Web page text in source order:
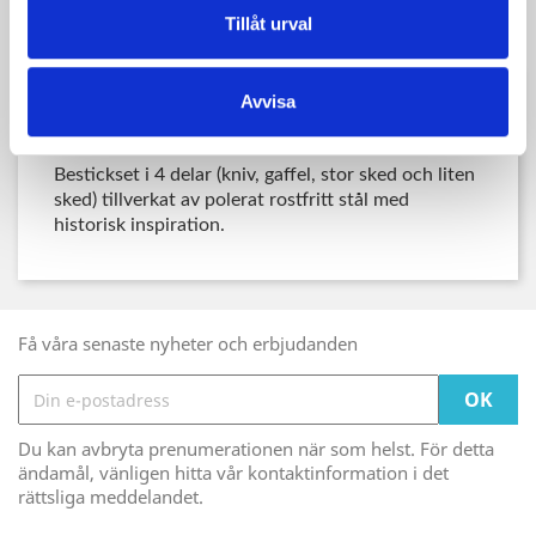
Tillåt urval
Avvisa
Produktdetaljer
Bestickset i 4 delar (kniv, gaffel, stor sked och liten
sked) tillverkat av polerat rostfritt stål med
historisk inspiration.
Få våra senaste nyheter och erbjudanden
Du kan avbryta prenumerationen när som helst. För detta
ändamål, vänligen hitta vår kontaktinformation i det
rättsliga meddelandet.